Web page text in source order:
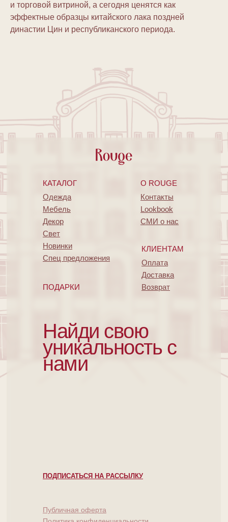
и торговой витриной, а сегодня ценятся как
эффектные образцы китайского лака поздней
династии Цин и республиканского периода.
КАТАЛОГ
ПОДАРКИ
O ROUGE
КЛИЕНТАМ
Одежда
Мебель
Декор
Свет
Новинки
Спец предложения
Контакты
Lookbook
СМИ о нас
Оплата
Доставка
Возврат
Найди свою
уникальность с
нами
ПОДПИСАТЬСЯ НА РАССЫЛКУ
Публичная оферта